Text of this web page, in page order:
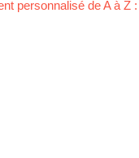
personnalisé de A à Z :